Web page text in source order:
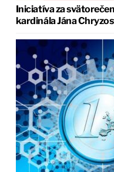
Iniciatíva za
kardinála Jána